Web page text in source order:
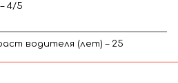
4/5
водителя (лет) – 25